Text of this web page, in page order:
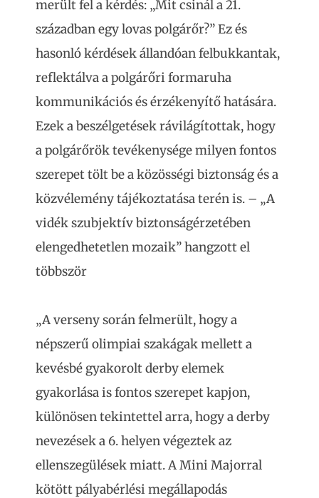
merült fel a kérdés: „Mit csinál a 21.
században egy lovas polgárőr?” Ez és
hasonló kérdések állandóan felbukkantak,
reflektálva a polgárőri formaruha
kommunikációs és érzékenyítő hatására.
Ezek a beszélgetések rávilágítottak, hogy
a polgárőrök tevékenysége milyen fontos
szerepet tölt be a közösségi biztonság és a
közvélemény tájékoztatása terén is. – „A
vidék szubjektív biztonságérzetében
elengedhetetlen mozaik” hangzott el
többször
„A verseny során felmerült, hogy a
népszerű olimpiai szakágak mellett a
kevésbé gyakorolt derby elemek
gyakorlása is fontos szerepet kapjon,
különösen tekintettel arra, hogy a derby
nevezések a 6. helyen végeztek az
ellenszegülések miatt. A Mini Majorral
kötött pályabérlési megállapodás